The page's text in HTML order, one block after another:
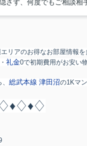
さず、何度でもご相談相
リアのお得なお部屋情報を
礼金0で初期費用がお安い
総武本線 津田沼の1Kマ